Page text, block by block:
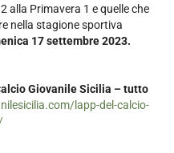
alla Primavera 1 e quelle che
nella stagione sportiva
17 settembre 2023.
Giovanile Sicilia – tutto
lapp-del-calcio-